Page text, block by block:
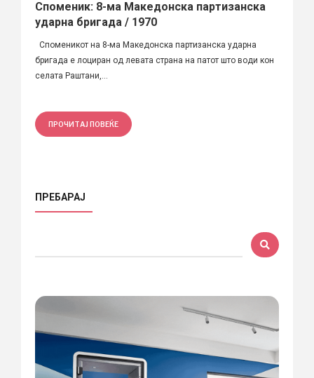
Споменик: 8-ма Македонска партизанска
ударна бригада / 1970
Споменикот на 8-ма Македонска партизанска ударна
бригада е лоциран од левата страна на патот што води кон
селата Раштани,...
ПРОЧИТАЈ ПОВЕЌЕ
ПРЕБАРАЈ